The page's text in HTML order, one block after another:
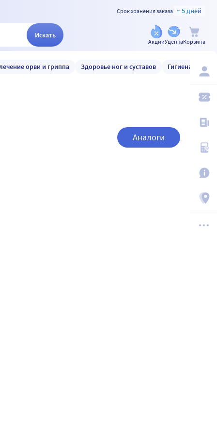
Срок хранения заказа ~ 5 дней
Искать
АкцииУценкаКорзина
орви и гриппа Здоровье ног и суставов Гигиена и уход
Аналоги